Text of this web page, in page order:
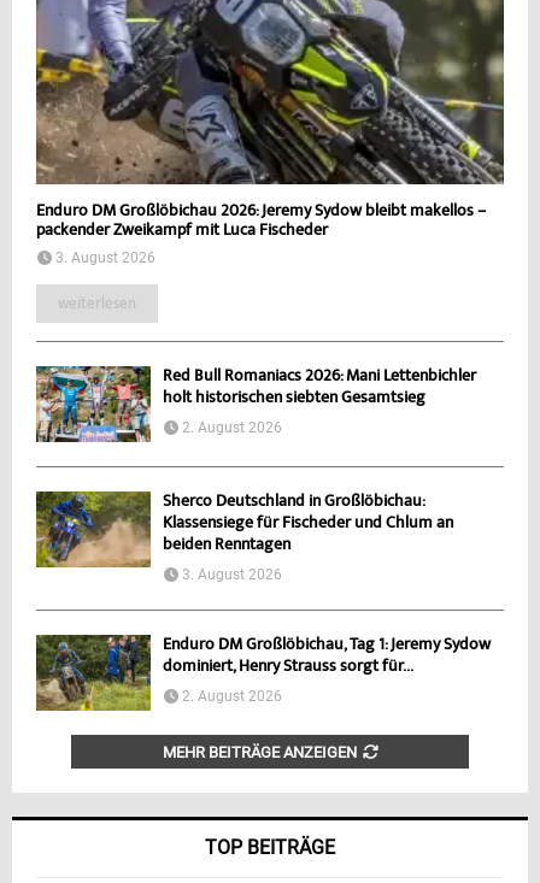
Enduro DM Großlöbichau 2026: Jeremy Sydow bleibt makellos –
packender Zweikampf mit Luca Fischeder
3. August 2026
weiterlesen
Red Bull Romaniacs 2026: Mani Lettenbichler
holt historischen siebten Gesamtsieg
2. August 2026
Sherco Deutschland in Großlöbichau:
Klassensiege für Fischeder und Chlum an
beiden Renntagen
3. August 2026
Enduro DM Großlöbichau, Tag 1: Jeremy Sydow
dominiert, Henry Strauss sorgt für...
2. August 2026
MEHR BEITRÄGE ANZEIGEN
TOP BEITRÄGE